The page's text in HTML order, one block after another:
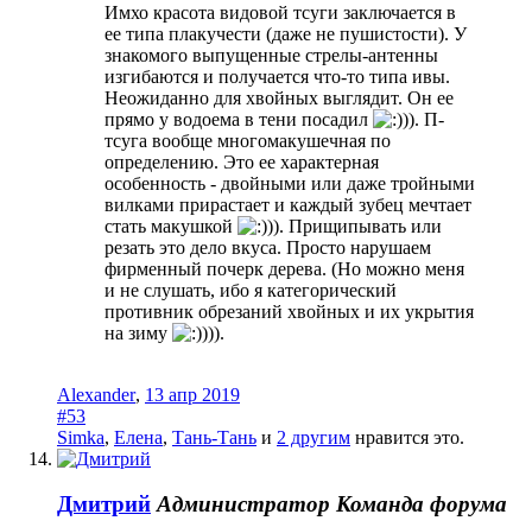
Имхо красота видовой тсуги заключается в
ее типа плакучести (даже не пушистости). У
знакомого выпущенные стрелы-антенны
изгибаются и получается что-то типа ивы.
Неожиданно для хвойных выглядит. Он ее
прямо у водоема в тени посадил
)). П-
тсуга вообще многомакушечная по
определению. Это ее характерная
особенность - двойными или даже тройными
вилками прирастает и каждый зубец мечтает
стать макушкой
)). Прищипывать или
резать это дело вкуса. Просто нарушаем
фирменный почерк дерева. (Но можно меня
и не слушать, ибо я категорический
противник обрезаний хвойных и их укрытия
на зиму
))).
Alexander, 13 апр 2019
#53
Simka, Елена, Тань-Тань и 2 другим нравится это.
Дмитрий Администратор Команда форума